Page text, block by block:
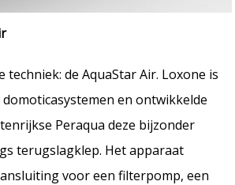
techniek: de AquaStar Air. Loxone is
en ontwikkelde
Peraqua deze bijzonder
terugslagklep. Het apparaat
voor een filterpomp, een